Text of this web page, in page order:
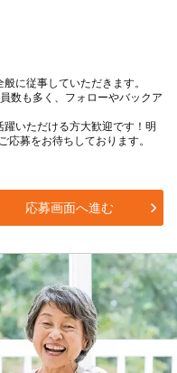
に従事していただきます。
数も多く、フォローやバックア
いただける方大歓迎です！明
応募をお待ちしております。
応募画面へ進む